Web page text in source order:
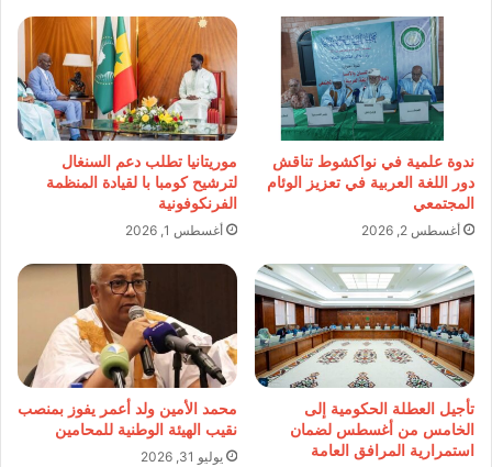
ندوة علمية في نواكشوط تناقش
دور اللغة العربية في تعزيز الوئام
المجتمعي
أغسطس 2, 2026
موريتانيا تطلب دعم السنغال
لترشيح كومبا با لقيادة المنظمة
الفرنكوفونية
أغسطس 1, 2026
تأجيل العطلة الحكومية إلى
الخامس من أغسطس لضمان
استمرارية المرافق العامة
محمد الأمين ولد أعمر يفوز بمنصب
نقيب الهيئة الوطنية للمحامين
يوليو 31, 2026